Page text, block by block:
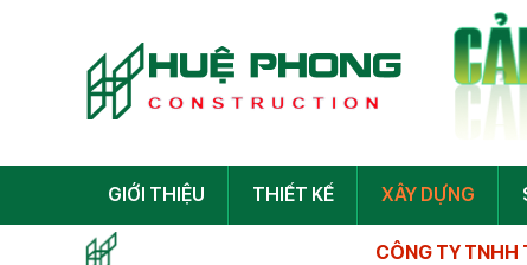
GIỚI THIỆU THIẾT KẾ XÂY DỰNG
CÔNG TY TNHH TƯ VẤN XÂY